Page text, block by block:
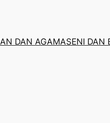
DAN AGAMASENI DAN